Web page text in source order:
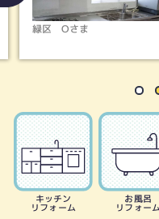
緑区 Oさま
キッチン
リフォーム
お風呂
リフォー